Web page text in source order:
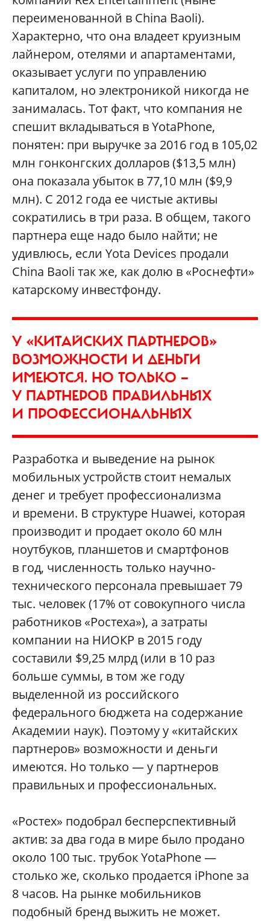
переименованной в China Baoli).
Характерно, что она владеет круизным
лайнером, отелями и апартаментами,
оказывает услуги по управлению
капиталом, но электроникой никогда не
занималась. Тот факт, что компания не
спешит вкладываться в YotaPhone,
понятен: при выручке за 2016 год в 105,02
млн гонконгских долларов ($13,5 млн)
она показала убыток в 77,10 млн ($9,9
млн). С 2012 года ее чистые активы
сократились в три раза. В общем, такого
партнера еще надо было найти; не
удивлюсь, если Yota Devices продали
China Baoli так же, как долю в «Роснефти»
катарскому инвестфонду.
У «КИТАЙСКИХ ПАРТНЕРОВ»
ВОЗМОЖНОСТИ И ДЕНЬГИ
ИМЕЮТСЯ. НО ТОЛЬКО —
У ПАРТНЕРОВ ПРАВИЛЬНЫХ
И ПРОФЕССИОНАЛЬНЫХ
Разработка и выведение на рынок
мобильных устройств стоит немалых
денег и требует профессионализма
и времени. В структуре Huawei, которая
производит и продает около 60 млн
ноутбуков, планшетов и смартфонов
в год, численность только научно-
технического персонала превышает 79
тыс. человек (17% от совокупного числа
работников «Ростеха»), а затраты
компании на НИОКР в 2015 году
составили $9,25 млрд (или в 10 раз
больше суммы, в том же году
выделенной из российского
федерального бюджета на содержание
Академии наук). Поэтому у «китайских
партнеров» возможности и деньги
имеются. Но только — у партнеров
правильных и профессиональных.
«Ростех» подобрал бесперспективный
актив: за два года в мире было продано
около 100 тыс. трубок YotaPhone —
столько же, сколько продается iPhone за
8 часов. На рынке мобильников
подобный бренд выжить не может.